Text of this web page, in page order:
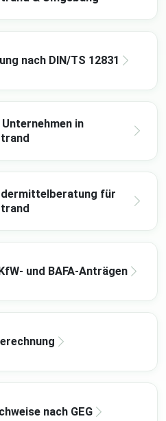
nach DIN/TS 12831
in
für
und BAFA-Anträgen
nach GEG